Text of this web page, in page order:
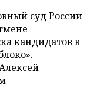
суд России
кандидатов в